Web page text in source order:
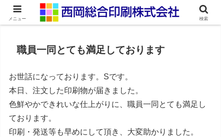
ネット印刷通販・オンデマンド印刷
職員一同とても満足しております
お世話になっております。Sです。
本日、注文した印刷物が届きました。
色鮮やかできれいな仕上がりに、職員一同とても満足し
ております。
印刷・発送等も早めにして頂き、大変助かりました。
メニュー 検索